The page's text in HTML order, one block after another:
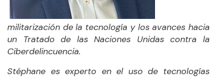
militarización de la tecnología y los avances hacia
un Tratado de las Naciones Unidas contra la
Ciberdelincuencia.
Stéphane es experto enel uso de tecnologías